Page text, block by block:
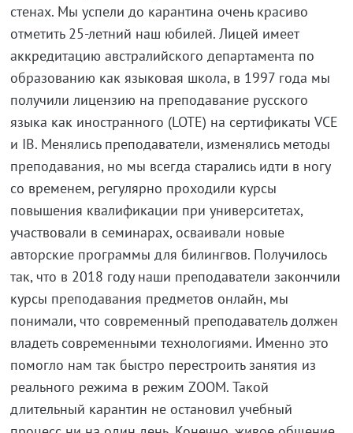
стенах. Мы успели до карантина очень красиво
отметить 25-летний наш юбилей. Лицей имеет
аккредитацию австралийского департамента по
образованию как языковая школа, в 1997 года мы
получили лицензию на преподавание русского
языка как иностранного (LOTE) на сертификаты VCE
и IB. Менялись преподаватели, изменялись методы
преподавания, но мы всегда старались идти в ногу
со временем, регулярно проходили курсы
повышения квалификации при университетах,
участвовали в семинарах, осваивали новые
авторские программы для билингвов. Получилось
так, что в 2018 году наши преподаватели закончили
курсы преподавания предметов онлайн, мы
понимали, что современный преподаватель должен
владеть современными технологиями. Именно это
помогло нам так быстро перестроить занятия из
реального режима в режим ZOOM. Такой
длительный карантин не остановил учебный